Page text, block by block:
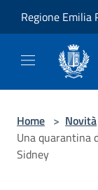
Regione Emilia
Home > Novità
Una quarantina
Sidney